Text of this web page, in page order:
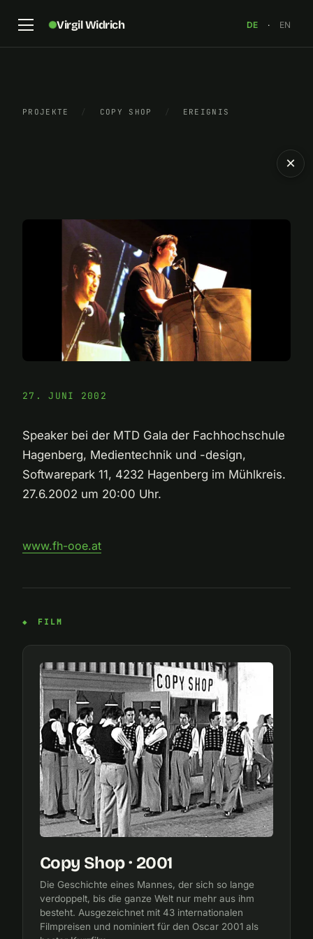
Virgil Widrich DE · EN
PROJEKTE / COPY SHOP / EREIGNIS
27. JUNI 2002
Speaker bei der MTD Gala der Fachhochschule
Hagenberg, Medientechnik und -design,
Softwarepark 11, 4232 Hagenberg im Mühlkreis.
27.6.2002 um 20:00 Uhr.
www.fh-ooe.at
FILM
Copy Shop · 2001
Die Geschichte eines Mannes, der sich so lange
verdoppelt, bis die ganze Welt nur mehr aus ihm
besteht. Ausgezeichnet mit 43 internationalen
Filmpreisen und nominiert für den Oscar 2001 als
×